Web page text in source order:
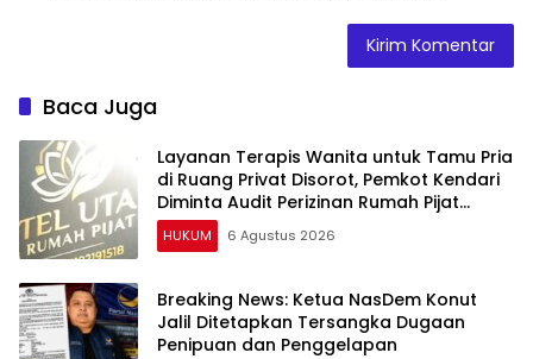
Baca Juga
Layanan Terapis Wanita untuk Tamu Pria
di Ruang Privat Disorot, Pemkot Kendari
Diminta Audit Perizinan Rumah Pijat
Utami
HUKUM 6 Agustus 2026
Breaking News: Ketua NasDem Konut
Jalil Ditetapkan Tersangka Dugaan
Penipuan dan Penggelapan